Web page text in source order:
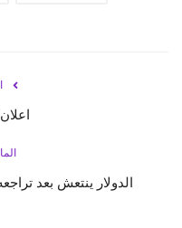
الدولار ينتعش بعد